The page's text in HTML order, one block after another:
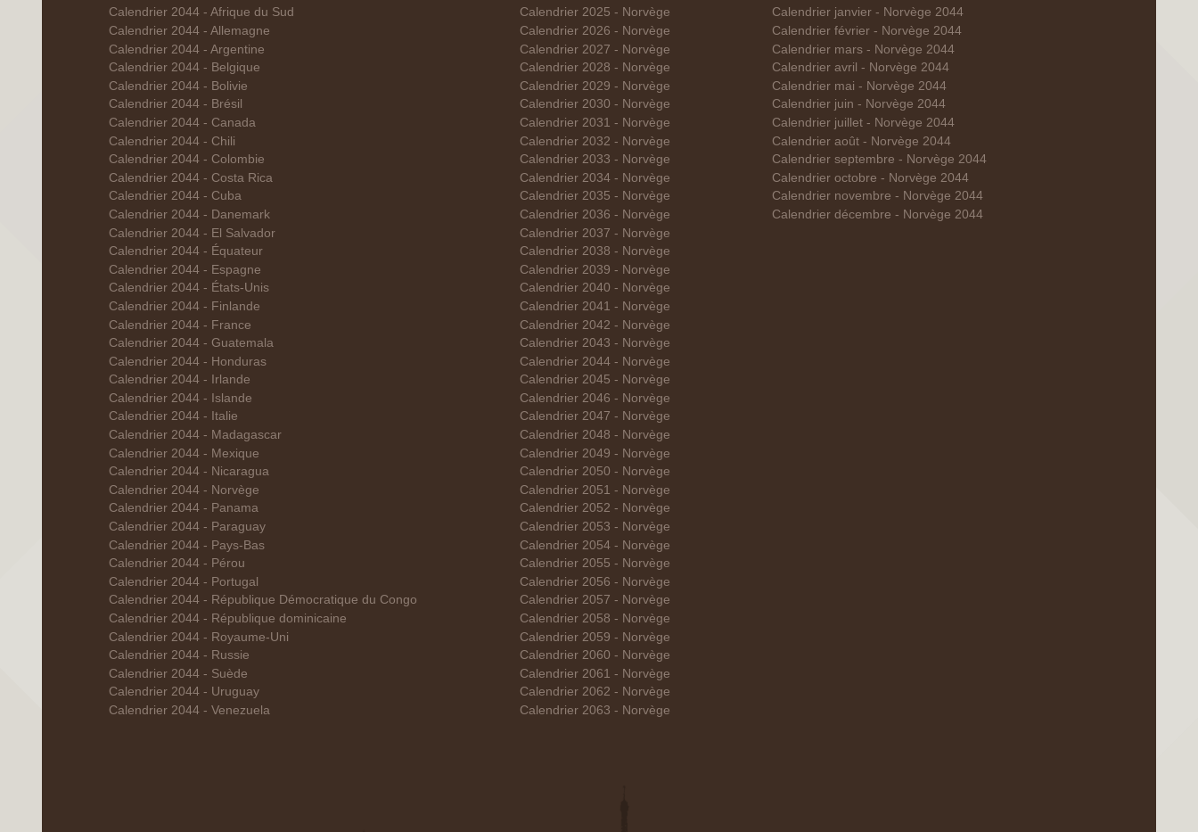
Calendrier 2044 - Afrique du Sud
Calendrier 2044 - Allemagne
Calendrier 2044 - Argentine
Calendrier 2044 - Belgique
Calendrier 2044 - Bolivie
Calendrier 2044 - Brésil
Calendrier 2044 - Canada
Calendrier 2044 - Chili
Calendrier 2044 - Colombie
Calendrier 2044 - Costa Rica
Calendrier 2044 - Cuba
Calendrier 2044 - Danemark
Calendrier 2044 - El Salvador
Calendrier 2044 - Équateur
Calendrier 2044 - Espagne
Calendrier 2044 - États-Unis
Calendrier 2044 - Finlande
Calendrier 2044 - France
Calendrier 2044 - Guatemala
Calendrier 2044 - Honduras
Calendrier 2044 - Irlande
Calendrier 2044 - Islande
Calendrier 2044 - Italie
Calendrier 2044 - Madagascar
Calendrier 2044 - Mexique
Calendrier 2044 - Nicaragua
Calendrier 2044 - Norvège
Calendrier 2044 - Panama
Calendrier 2044 - Paraguay
Calendrier 2044 - Pays-Bas
Calendrier 2044 - Pérou
Calendrier 2044 - Portugal
Calendrier 2044 - République Démocratique du Congo
Calendrier 2044 - République dominicaine
Calendrier 2044 - Royaume-Uni
Calendrier 2044 - Russie
Calendrier 2044 - Suède
Calendrier 2044 - Uruguay
Calendrier 2044 - Venezuela
Calendrier 2025 - Norvège
Calendrier 2026 - Norvège
Calendrier 2027 - Norvège
Calendrier 2028 - Norvège
Calendrier 2029 - Norvège
Calendrier 2030 - Norvège
Calendrier 2031 - Norvège
Calendrier 2032 - Norvège
Calendrier 2033 - Norvège
Calendrier 2034 - Norvège
Calendrier 2035 - Norvège
Calendrier 2036 - Norvège
Calendrier 2037 - Norvège
Calendrier 2038 - Norvège
Calendrier 2039 - Norvège
Calendrier 2040 - Norvège
Calendrier 2041 - Norvège
Calendrier 2042 - Norvège
Calendrier 2043 - Norvège
Calendrier 2044 - Norvège
Calendrier 2045 - Norvège
Calendrier 2046 - Norvège
Calendrier 2047 - Norvège
Calendrier 2048 - Norvège
Calendrier 2049 - Norvège
Calendrier 2050 - Norvège
Calendrier 2051 - Norvège
Calendrier 2052 - Norvège
Calendrier 2053 - Norvège
Calendrier 2054 - Norvège
Calendrier 2055 - Norvège
Calendrier 2056 - Norvège
Calendrier 2057 - Norvège
Calendrier 2058 - Norvège
Calendrier 2059 - Norvège
Calendrier 2060 - Norvège
Calendrier 2061 - Norvège
Calendrier 2062 - Norvège
Calendrier 2063 - Norvège
Calendrier janvier - Norvège 2044
Calendrier février - Norvège 2044
Calendrier mars - Norvège 2044
Calendrier avril - Norvège 2044
Calendrier mai - Norvège 2044
Calendrier juin - Norvège 2044
Calendrier juillet - Norvège 2044
Calendrier août - Norvège 2044
Calendrier septembre - Norvège 2044
Calendrier octobre - Norvège 2044
Calendrier novembre - Norvège 2044
Calendrier décembre - Norvège 2044